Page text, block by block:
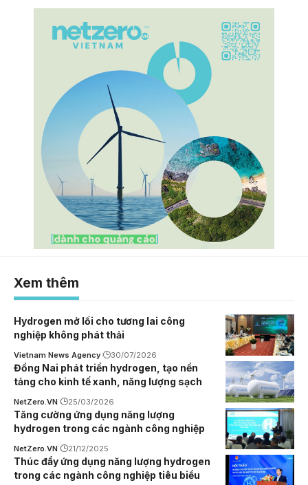
Xem thêm
Hydrogen mở lối cho tương lai công
nghiệp không phát thải
Vietnam News Agency 30/07/2026
Đồng Nai phát triển hydrogen, tạo nền
tảng cho kinh tế xanh, năng lượng sạch
NetZero.VN 25/03/2026
Tăng cường ứng dụng năng lượng
hydrogen trong các ngành công nghiệp
NetZero.VN 21/12/2025
Thúc đẩy ứng dụng năng lượng hydrogen
trong các ngành công nghiệp tiêu biểu